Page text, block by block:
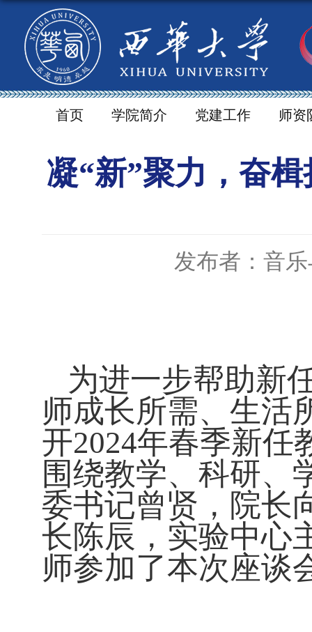
首页 学院简介 党建工作 师资
凝“新”聚力，奋
发布者：音
为进一步帮助新
师成长所需、生活
开2024年春季新任
围绕教学、科研、
委书记曾贤，院长
长陈辰，实验中心
师参加了本次座谈